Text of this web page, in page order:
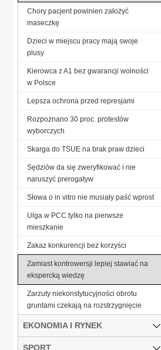
Chory pacjent powinien założyć
maseczkę
Dzieci w miejscu pracy mają swoje
plusy
Kierowca z A1 bez gwarancji wolności
w Polsce
Lepsza ochrona przed represjami
Rozpoznano 30 proc. protestów
wyborczych
Skarga do TSUE na brak praw dzieci
Sędziów da się zweryfikować i nie
naruszyć prerogatyw
Słowa o in vitro nie musiały paść wprost
Ulga w PCC tylko na pierwsze
mieszkanie
Zakaz konkurencji bez korzyści
Zamiast kontrowersji lepiej stawiać na
ekspercką wiedzę
Zarzuty niekonstytucyjności obrotu
gruntami czekają na rozstrzygnięcie
EKONOMIA I RYNEK
SPORT